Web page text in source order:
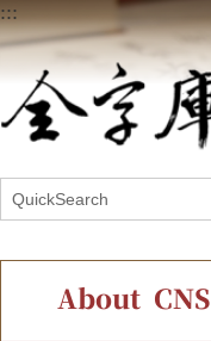
:::
About CNS